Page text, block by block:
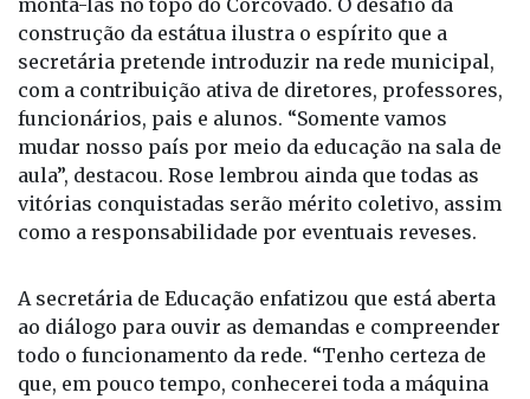
montá-las no topo do Corcovado. O desafio da
construção da estátua ilustra o espírito que a
secretária pretende introduzir na rede municipal,
com a contribuição ativa de diretores, professores,
funcionários, pais e alunos. “Somente vamos
mudar nosso país por meio da educação na sala de
aula”, destacou. Rose lembrou ainda que todas as
vitórias conquistadas serão mérito coletivo, assim
como a responsabilidade por eventuais reveses.
A secretária de Educação enfatizou que está aberta
ao diálogo para ouvir as demandas e compreender
todo o funcionamento da rede. “Tenho certeza de
que, em pouco tempo, conhecerei toda a máquina